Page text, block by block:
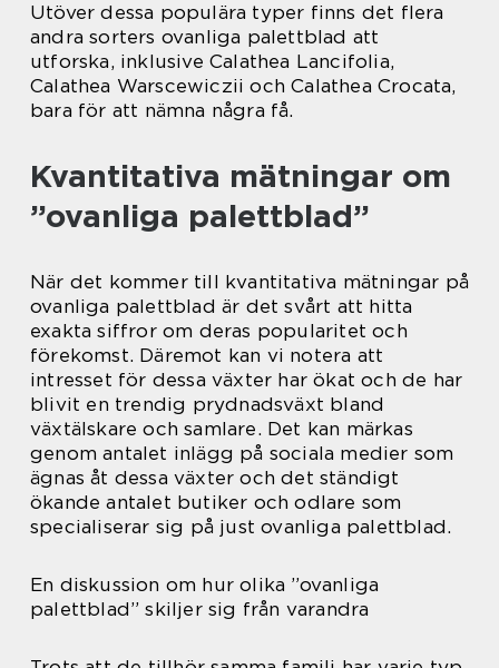
Utöver dessa populära typer finns det flera
andra sorters ovanliga palettblad att
utforska, inklusive Calathea Lancifolia,
Calathea Warscewiczii och Calathea Crocata,
bara för att nämna några få.
Kvantitativa mätningar om
”ovanliga palettblad”
När det kommer till kvantitativa mätningar på
ovanliga palettblad är det svårt att hitta
exakta siffror om deras popularitet och
förekomst. Däremot kan vi notera att
intresset för dessa växter har ökat och de har
blivit en trendig prydnadsväxt bland
växtälskare och samlare. Det kan märkas
genom antalet inlägg på sociala medier som
ägnas åt dessa växter och det ständigt
ökande antalet butiker och odlare som
specialiserar sig på just ovanliga palettblad.
En diskussion om hur olika ”ovanliga
palettblad” skiljer sig från varandra